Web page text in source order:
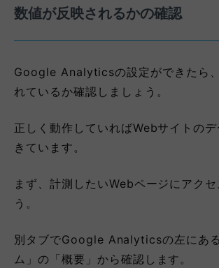
数値が反映されるかの確認
Google Analyticsの設定ができたら
れているか確認しましょう。
正しく動作していればWebサイトの
きています。
まず、計測したいWebページにアクセ
う。
別タブで​​Google Analyticsの左にあ
ム」の「概要」から確認します。